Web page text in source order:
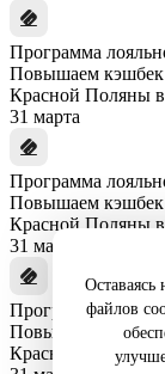
Оставаясь
файлов
Программа
Повышаем кэшбек
Красной Поляны в
31 марта
Программа
Повышаем кэшбек
Красной Поляны в
31 марта
Программа
Повышаем кэшбек
Красной Поляны в